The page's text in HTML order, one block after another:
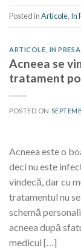
Posted inArticole, In
ARTICOLE IN PRESA
Acneea se
tratament
POSTED ON
Acneea este o
deci nu este
vindecă, dar cu
tratamentul nu
schemă
acneea după
medicul […]